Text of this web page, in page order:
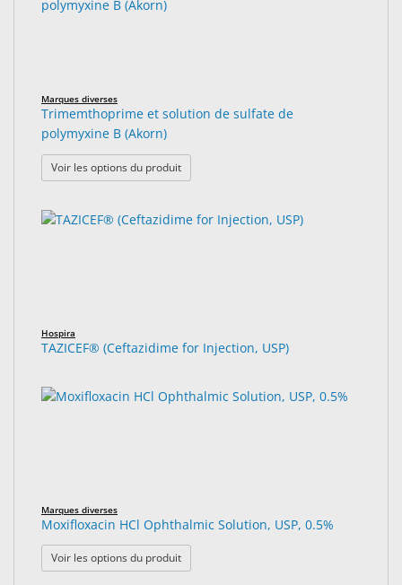
Marques diverses
Trimemthoprime et solution de sulfate de
polymyxine B (Akorn)
Voir les options du produit: Trimemthoprime et solution de sulfate de
Hospira
TAZICEF® (Ceftazidime for Injection, USP)
Marques diverses
Moxifloxacin HCl Ophthalmic Solution, USP, 0.5%
Voir les options du produit: Moxifloxacin HCl Ophthalmic Solution,